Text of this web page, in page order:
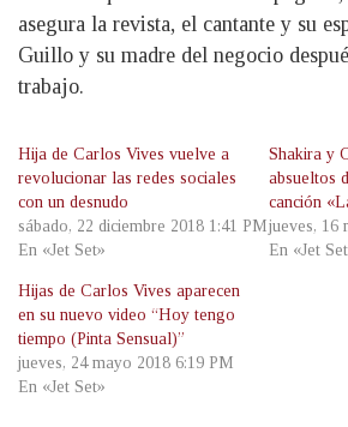
asegura la revista, el cantante y su
Guillo y su madre del negocio
trabajo.
Hija de Carlos Vives vuelve a
revolucionar las redes sociales
con un desnudo
sábado, 22 diciembre 2018 1:41 PM
En «Jet Set»
Shakira y
absueltos
canción
jueves, 16
En «Jet
Hijas de Carlos Vives aparecen
en su nuevo video “Hoy tengo
tiempo (Pinta Sensual)”
jueves, 24 mayo 2018 6:19 PM
En «Jet Set»